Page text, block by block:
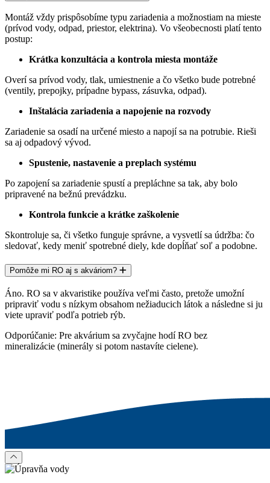
Montáž vždy prispôsobíme typu zariadenia a možnostiam na mieste
(prívod vody, odpad, priestor, elektrina). Vo všeobecnosti platí tento
postup:
Krátka konzultácia a kontrola miesta montáže
Overí sa prívod vody, tlak, umiestnenie a čo všetko bude potrebné
(ventily, prepojky, prípadne bypass, zásuvka, odpad).
Inštalácia zariadenia a napojenie na rozvody
Zariadenie sa osadí na určené miesto a napojí sa na potrubie. Rieši
sa aj odpadový vývod.
Spustenie, nastavenie a preplach systému
Po zapojení sa zariadenie spustí a prepláchne sa tak, aby bolo
pripravené na bežnú prevádzku.
Kontrola funkcie a krátke zaškolenie
Skontroluje sa, či všetko funguje správne, a vysvetlí sa údržba: čo
sledovať, kedy meniť spotrebné diely, kde dopĺňať soľ a podobne.
Pomôže mi RO aj s akváriom?
Áno. RO sa v akvaristike používa veľmi často, pretože umožní
pripraviť vodu s nízkym obsahom nežiaducich látok a následne si ju
viete upraviť podľa potrieb rýb.
Odporúčanie: Pre akvárium sa zvyčajne hodí RO bez
mineralizácie (minerály si potom nastavíte cielene).